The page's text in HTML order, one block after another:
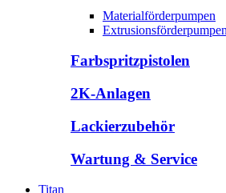
Materialförderpumpen
Extrusionsförderpumpen
Farbspritzpistolen
2K-Anlagen
Lackierzubehör
Wartung & Service
Titan